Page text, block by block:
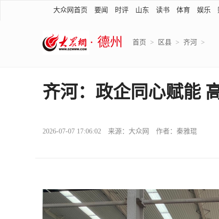
大众网首页 要闻 时评 山东 读书 体育 娱乐
· 德州 首页 > 区县 > 齐河 >
齐河：政企同心赋能
2026-07-07 17:06:02 来源：大众网 作者：秦雅琨